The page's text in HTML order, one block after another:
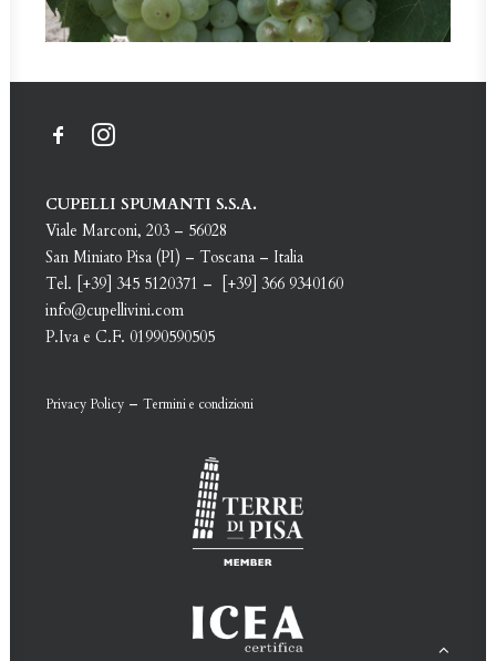
CUPELLI SPUMANTI S.S.A.
Viale Marconi, 203 – 56028
San Miniato Pisa (PI) – Toscana – Italia
Tel. [+39] 345 5120371 – [+39] 366 9340160
info@cupellivini.com
P.Iva e C.F. 01990590505
Privacy Policy – Termini e condizioni